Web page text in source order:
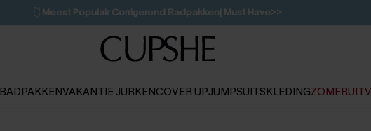
🩱 Meest Populair Corrigerend Badpakken| Must Have>>
💌Abonneer je & ontvang tot 15% korting>>
Koop 3, krijg 15% korting | CODE: SW15
BADPAKKENVAKANTIE JURKENCOVER UPJUMPSUITSKLEDING